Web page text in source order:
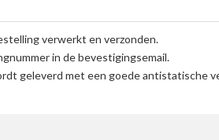
verwerkt en verzonden.
in de bevestigingsemail.
geleverd met een goede antistatische